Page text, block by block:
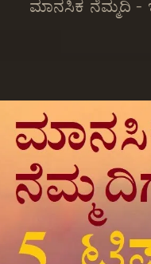
ಮಾನಸಿಕ ನೆಮ್ಮದಿ -